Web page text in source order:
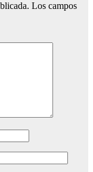
Los campos